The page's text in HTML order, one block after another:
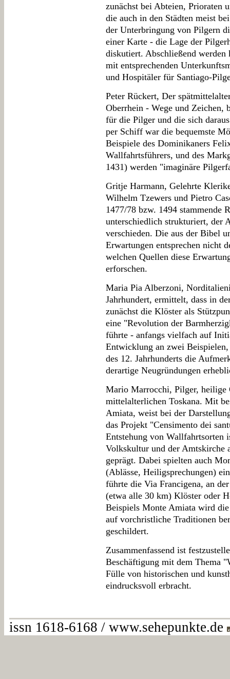
zunächst bei Abteien, Prioraten
die auch in den Städten meist
der Unterbringung von Pilgern
einer Karte - die Lage der
diskutiert. Abschließend werden
mit entsprechenden
und Hospitäler für Santiago-
Peter Rückert, Der
Oberrhein - Wege und Zeichen,
für die Pilger und die sich
per Schiff war die bequemste
Beispiele des Dominikaners
Wallfahrtsführers, und des
1431) werden "imaginäre
Gritje Harmann, Gelehrte
Wilhelm Tzewers und Pietro
1477/78 bzw. 1494 stammende
unterschiedlich strukturiert, der
verschieden. Die aus der Bibel
Erwartungen entsprechen nicht
welchen Quellen diese
erforschen.
Maria Pia Alberzoni,
Jahrhundert, ermittelt, dass in
zunächst die Klöster als
eine "Revolution der
führte - anfangs vielfach auf
Entwicklung an zwei
des 12. Jahrhunderts die
derartige Neugründungen
Mario Marrocchi, Pilger, heilige
mittelalterlichen Toskana. Mit
Amiata, weist bei der
das Projekt "Censimento dei
Entstehung von
Volkskultur und der Amtskirche
geprägt. Dabei spielten auch
(Ablässe, Heiligsprechungen)
führte die Via Francigena, an
(etwa alle 30 km) Klöster oder
Beispiels Monte Amiata wird
auf vorchristliche Traditionen
geschildert.
Zusammenfassend ist
Beschäftigung mit dem Thema
Fülle von historischen und
eindrucksvoll erbracht.
issn 1618-6168 / www.sehepunkte.de